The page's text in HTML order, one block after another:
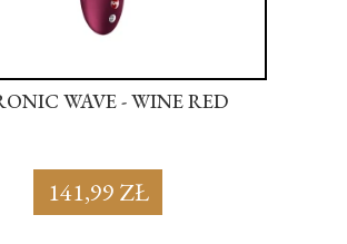
WAVE - WINE RED
141,99 ZŁ